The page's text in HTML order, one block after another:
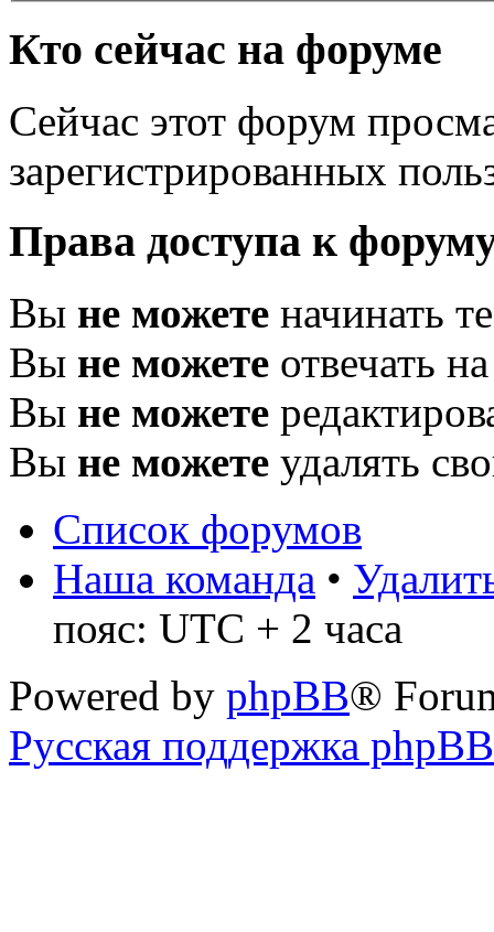
Кто сейчас на форуме
Сейчас этот форум
зарегистрированных
Права доступа к
Вы не можете начинать
Вы не можете отвечать
Вы не можете
Вы не можете удалять
Список форумов
Наша команда •
пояс: UTC + 2 часа
Powered by phpBB®
Русская поддержка phpBB